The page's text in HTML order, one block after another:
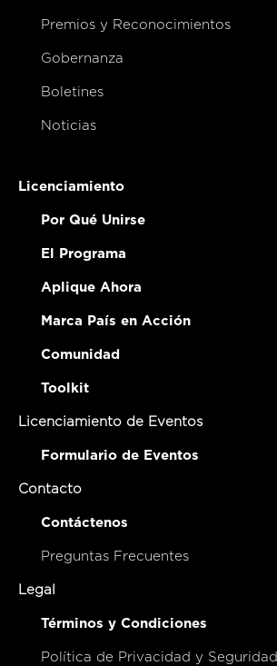
Premios y Reconocimientos
Gobernanza
Boletines
Noticias
Licenciamiento
Por Qué Unirse
El Programa
Aplique Ahora
Marca País en Acción
Comunidad
Toolkit
Licenciamiento de Eventos
Formulario de Eventos
Contacto
Contáctenos
Preguntas Frecuentes
Legal
Términos y Condiciones
Política de Privacidad y Seguridad